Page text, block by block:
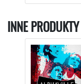
INNE